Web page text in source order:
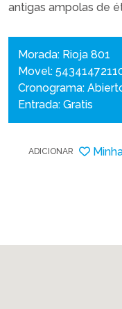
antigas ampolas de
Morada: Rioja 801
Movel:
Cronograma:
Entrada: Gratis
ADICIONAR